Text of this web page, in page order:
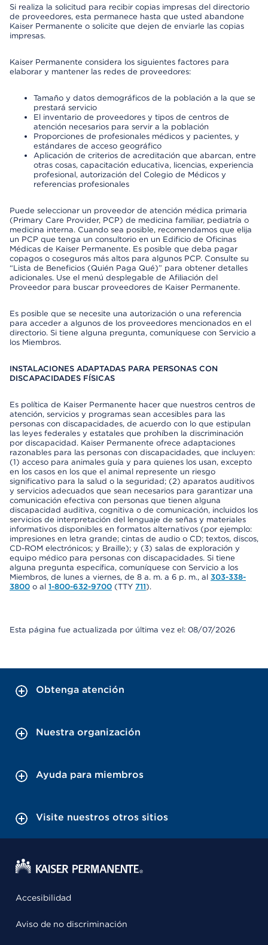
Si realiza la solicitud para recibir copias impresas del directorio
de proveedores, esta permanece hasta que usted abandone
Kaiser Permanente o solicite que dejen de enviarle las copias
impresas.
Kaiser Permanente considera los siguientes factores para
elaborar y mantener las redes de proveedores:
Tamaño y datos demográficos de la población a la que se
prestará servicio
El inventario de proveedores y tipos de centros de
atención necesarios para servir a la población
Proporciones de profesionales médicos y pacientes, y
estándares de acceso geográfico
Aplicación de criterios de acreditación que abarcan, entre
otras cosas, capacitación educativa, licencias, experiencia
profesional, autorización del Colegio de Médicos y
referencias profesionales
Puede seleccionar un proveedor de atención médica primaria
(Primary Care Provider, PCP) de medicina familiar, pediatría o
medicina interna. Cuando sea posible, recomendamos que elija
un PCP que tenga un consultorio en un Edificio de Oficinas
Médicas de Kaiser Permanente. Es posible que deba pagar
copagos o coseguros más altos para algunos PCP. Consulte su
“Lista de Beneficios (Quién Paga Qué)” para obtener detalles
adicionales. Use el menú desplegable de Afiliación del
Proveedor para buscar proveedores de Kaiser Permanente.
Es posible que se necesite una autorización o una referencia
para acceder a algunos de los proveedores mencionados en el
directorio. Si tiene alguna pregunta, comuníquese con Servicio a
los Miembros.
INSTALACIONES ADAPTADAS PARA PERSONAS CON
DISCAPACIDADES FÍSICAS
Es política de Kaiser Permanente hacer que nuestros centros de
atención, servicios y programas sean accesibles para las
personas con discapacidades, de acuerdo con lo que estipulan
las leyes federales y estatales que prohíben la discriminación
por discapacidad. Kaiser Permanente ofrece adaptaciones
razonables para las personas con discapacidades, que incluyen:
(1) acceso para animales guía y para quienes los usan, excepto
en los casos en los que el animal represente un riesgo
significativo para la salud o la seguridad; (2) aparatos auditivos
y servicios adecuados que sean necesarios para garantizar una
comunicación efectiva con personas que tienen alguna
discapacidad auditiva, cognitiva o de comunicación, incluidos los
servicios de interpretación del lenguaje de señas y materiales
informativos disponibles en formatos alternativos (por ejemplo:
impresiones en letra grande; cintas de audio o CD; textos, discos,
CD-ROM electrónicos; y Braille); y (3) salas de exploración y
equipo médico para personas con discapacidades. Si tiene
alguna pregunta específica, comuníquese con Servicio a los
Miembros, de lunes a viernes, de 8 a. m. a 6 p. m., al 303-338-
3800 o al 1-800-632-9700 (TTY 711).
Esta página fue actualizada por última vez el: 08/07/2026
Obtenga atención
Nuestra organización
Ayuda para miembros
Visite nuestros otros sitios
Accesibilidad
Aviso de no discriminación